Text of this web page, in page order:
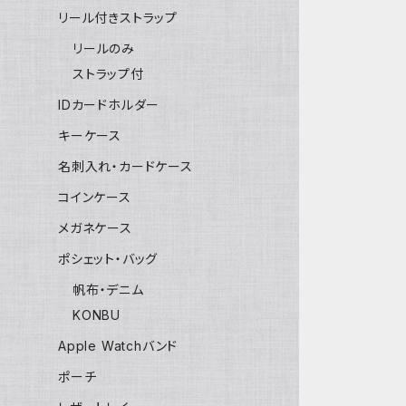
リール付きストラップ
リールのみ
ストラップ付
IDカードホルダー
キーケース
名刺入れ・カードケース
コインケース
メガネケース
ポシェット・バッグ
帆布・デニム
KONBU
Apple Watchバンド
ポーチ